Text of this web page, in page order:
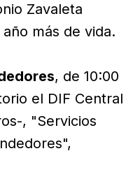
Zavaleta
más de vida.
, de 10:00
el DIF Central
, "Servicios